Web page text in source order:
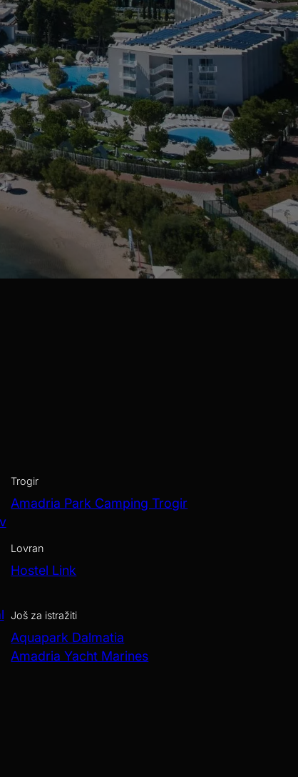
Trogir
Amadria Park Camping Trogir
Lovran
Hostel Link
Još za istražiti
Aquapark Dalmatia
Amadria Yacht Marines